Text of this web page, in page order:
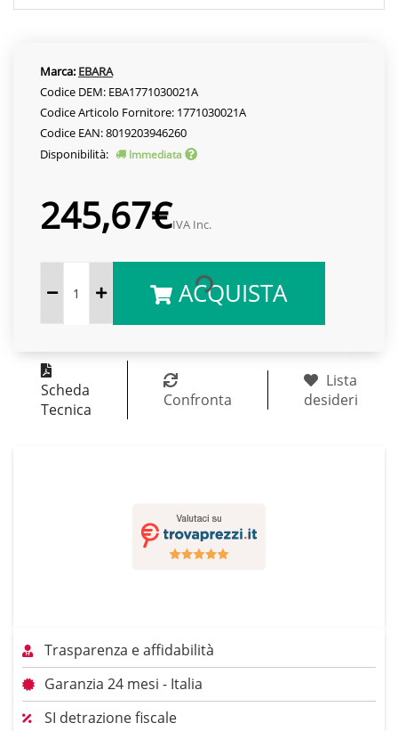
Marca: EBARA
Codice DEM: EBA1771030021A
Codice Articolo Fornitore: 1771030021A
Codice EAN: 8019203946260
Disponibilità:
Immediata
245,67€IVA Inc.
ACQUISTA
Scheda
Tecnica
Confronta
Lista
desideri
Trasparenza e affidabilità
Garanzia 24 mesi - Italia
SI detrazione fiscale